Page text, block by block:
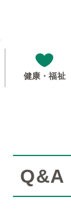
健康・福祉
Q&A